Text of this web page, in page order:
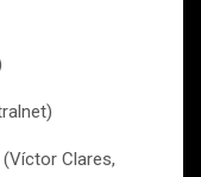
Clares,